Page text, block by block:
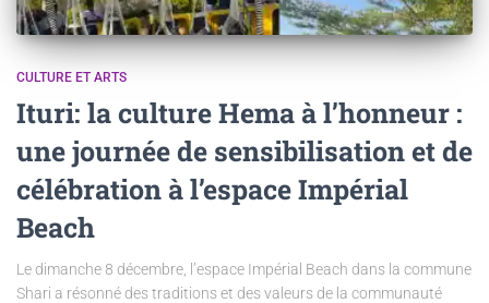
CULTURE ET ARTS
Ituri: la culture Hema à l’honneur :
une journée de sensibilisation et de
célébration à l’espace Impérial
Beach
Le dimanche 8 décembre, l’espace Impérial Beach dans la commune
Shari a résonné des traditions et des valeurs de la communauté